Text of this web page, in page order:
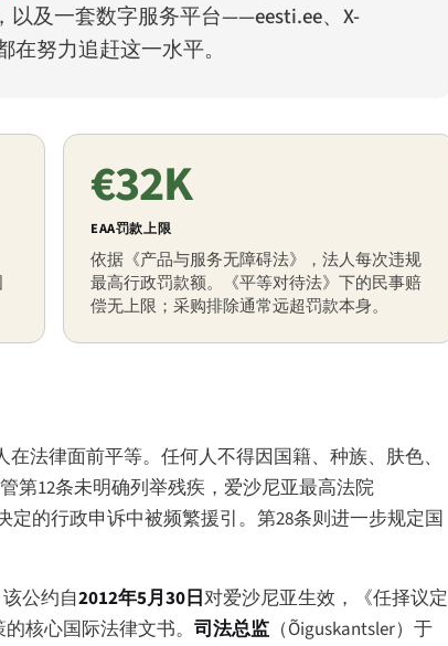
以及一套数字服务平台——eesti.ee、X-
努力追赶这一水平。
€32K
EAA罚款上限
依据《产品与服务无障碍法》，法人每次违规
最高行政罚款额。《平等对待法》下的民事赔
偿无上限；采购排除通常远超罚款本身。
法律面前平等。任何人不得因国籍、种族、肤色、
第12条未明确列举残疾，爱沙尼亚最高法院
的行政申诉中被频繁援引。第28条则进一步规定国
公约自2012年5月30日对爱沙尼亚生效，《任择议定
核心国际法律文书。 司法总监 （Õiguskantsler）于